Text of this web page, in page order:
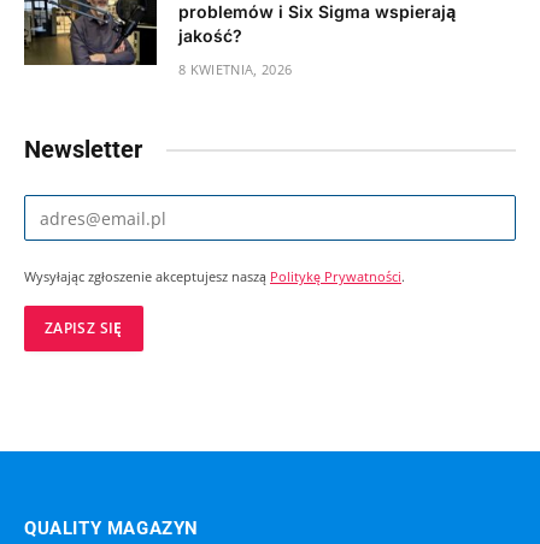
problemów i Six Sigma wspierają
jakość?
8 KWIETNIA, 2026
Newsletter
Wysyłając zgłoszenie akceptujesz naszą Politykę Prywatności.
QUALITY MAGAZYN